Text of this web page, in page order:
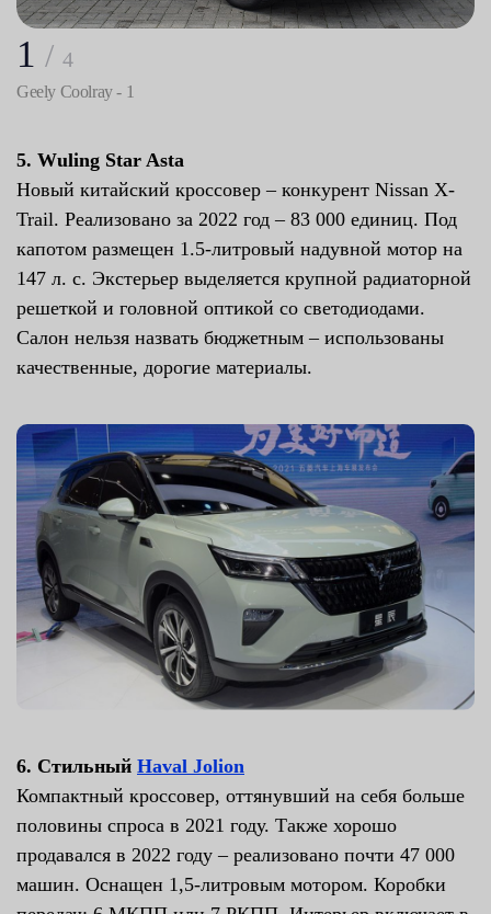
Geely Coolray - 1
1 / 4
5. Wuling Star Asta
Новый китайский кроссовер – конкурент Nissan X-
Trail. Реализовано за 2022 год – 83 000 единиц. Под
капотом размещен 1.5-литровый надувной мотор на
147 л. с. Экстерьер выделяется крупной радиаторной
решеткой и головной оптикой со светодиодами.
Салон нельзя назвать бюджетным – использованы
качественные, дорогие материалы.
6. Стильный Haval Jolion
Компактный кроссовер, оттянувший на себя больше
половины спроса в 2021 году. Также хорошо
продавался в 2022 году – реализовано почти 47 000
машин. Оснащен 1,5-литровым мотором. Коробки